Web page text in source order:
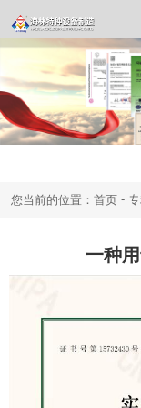
您当前的位置：首页 -
一种